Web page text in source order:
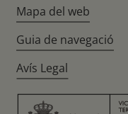
Mapa del web
Guia de navegació
Avís Legal